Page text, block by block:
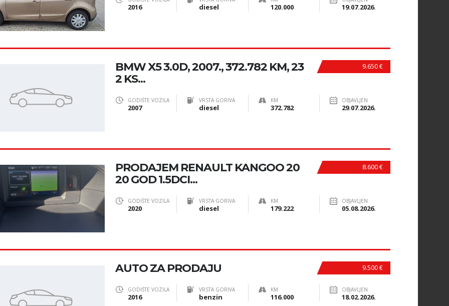
2016 diesel 120.000 19.07.2026.
9.650 €
BMW X5 3.0D, 2007., 372.782 KM, 23
2 KS...
GODIŠTE VOZILA
2007
VRSTA GORIVA
diesel
KM
372.782
OBJAVLJEN
29.07.2026.
8.600 €
PRODAJEM RENAULT KANGOO 20
20 GOD 1.5DCI...
GODIŠTE VOZILA
2020
VRSTA GORIVA
diesel
KM
179.222
OBJAVLJEN
05.08.2026.
9.500 €
AUTO ZA PRODAJU
GODIŠTE VOZILA
2016
VRSTA GORIVA
benzin
KM
116.000
OBJAVLJEN
18.02.2026.